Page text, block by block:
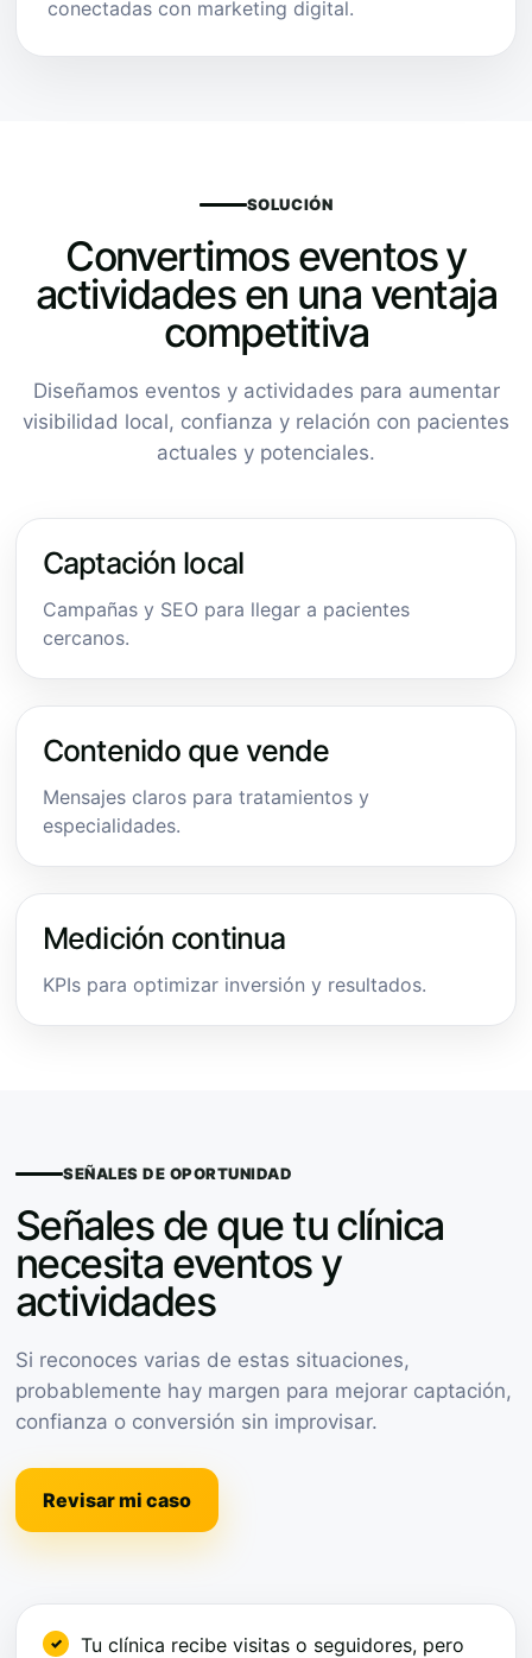
conectadas con marketing digital.
SOLUCIÓN
Convertimos eventos y
actividades en una ventaja
competitiva
Diseñamos eventos y actividades para aumentar
visibilidad local, confianza y relación con pacientes
actuales y potenciales.
Captación local
Campañas y SEO para llegar a pacientes
cercanos.
Contenido que vende
Mensajes claros para tratamientos y
especialidades.
Medición continua
KPIs para optimizar inversión y resultados.
SEÑALES DE OPORTUNIDAD
Señales de que tu clínica
necesita eventos y
actividades
Si reconoces varias de estas situaciones,
probablemente hay margen para mejorar captación,
confianza o conversión sin improvisar.
Revisar mi caso
Tu clínica recibe visitas o seguidores, pero